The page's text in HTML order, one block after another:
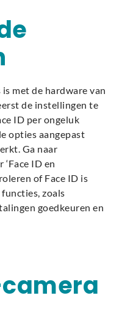
met de hardware van
de instellingen te
ID per ongeluk
opties aangepast
Ga naar
‘Face ID en
of Face ID is
zoals
goedkeuren en